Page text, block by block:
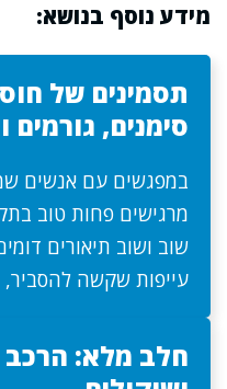
מידע נוסף בנושא:
סימנים, גורמים
במפגשים עם אנשים
מרגישים פחות טוב
שוב ושוב תיאורים
עייפות שקשה להסביר,
חלב מלא: הרכב